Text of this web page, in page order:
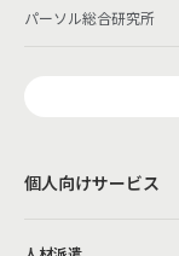
パーソル総合研究所
個人向けサービス